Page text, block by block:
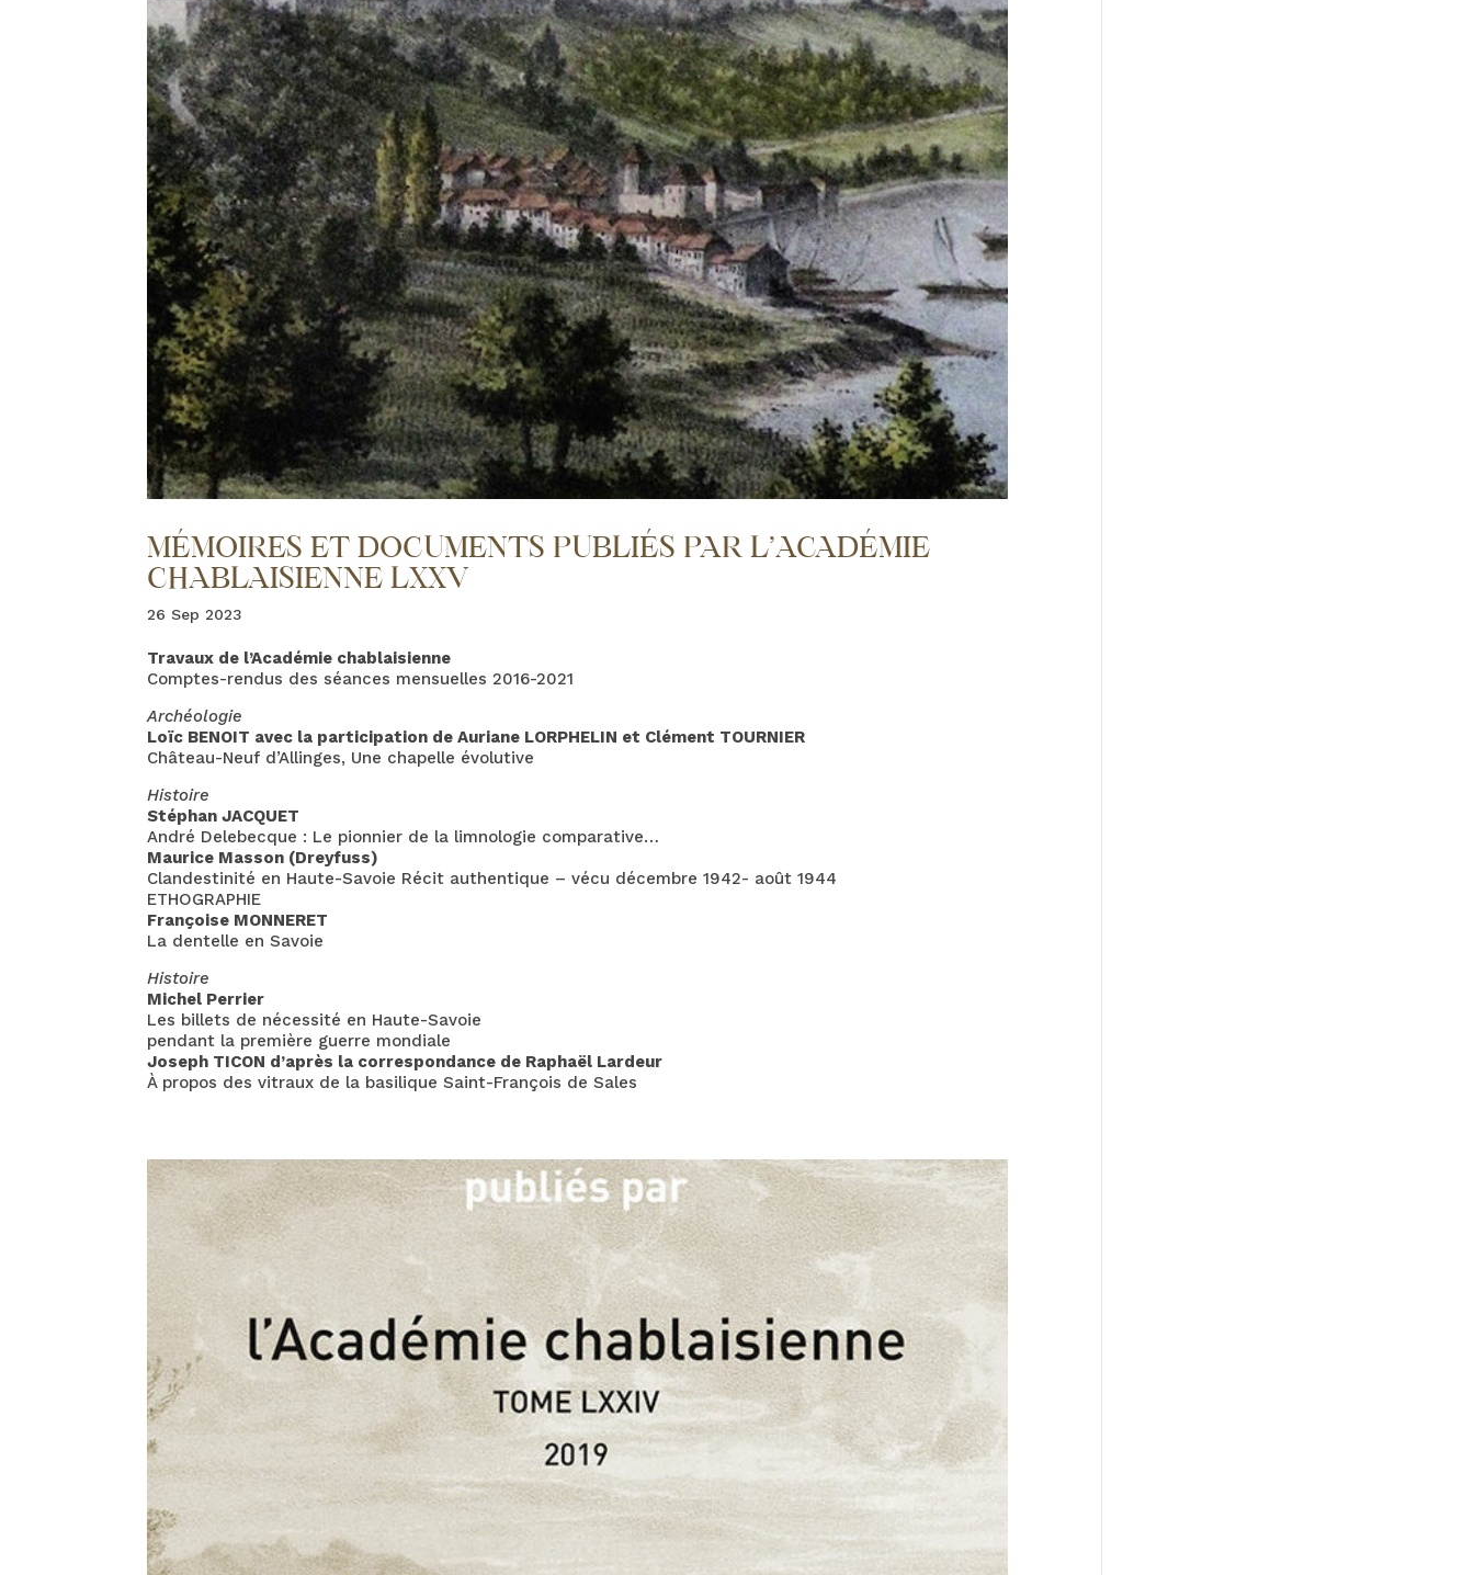
MÉMOIRES ET DOCUMENTS PUBLIÉS PAR L’ACADÉMIE
CHABLAISIENNE LXXV
26 Sep 2023
Travaux de l’Académie chablaisienne
Comptes-rendus des séances mensuelles 2016-2021
Archéologie
Loïc BENOIT avec la participation de Auriane LORPHELIN et Clément TOURNIER
Château-Neuf d’Allinges, Une chapelle évolutive
Histoire
Stéphan JACQUET
André Delebecque : Le pionnier de la limnologie comparative…
Maurice Masson (Dreyfuss)
Clandestinité en Haute-Savoie Récit authentique – vécu décembre 1942- août 1944
ETHOGRAPHIE
Françoise MONNERET
La dentelle en Savoie
Histoire
Michel Perrier
Les billets de nécessité en Haute-Savoie
pendant la première guerre mondiale
Joseph TICON d’après la correspondance de Raphaël Lardeur
À propos des vitraux de la basilique Saint-François de Sales